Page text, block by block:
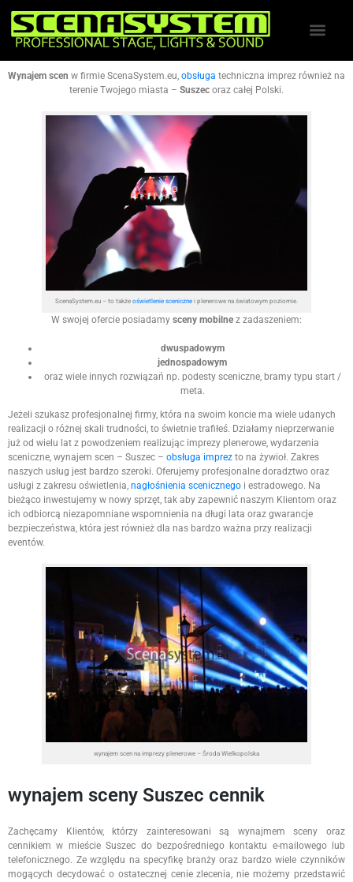
Wynajem scen w firmie ScenaSystem.eu, obsługa techniczna imprez również na
terenie Twojego miasta – Suszec oraz całej Polski.
ScenaSystem.eu – to także oświetlenie scenicznei plenerowe na światowym poziomie.
W swojej ofercie posiadamy sceny mobilne z zadaszeniem:
dwuspadowym
jednospadowym
oraz wiele innych rozwiązań np. podesty sceniczne, bramy typu start /
meta.
Jeżeli szukasz profesjonalnej firmy, która na swoim koncie ma wiele udanych
realizacji o różnej skali trudności, to świetnie trafiłeś. Działamy nieprzerwanie
już od wielu lat z powodzeniem realizując imprezy plenerowe, wydarzenia
sceniczne, wynajem scen – Suszec – obsługa imprez to na żywioł. Zakres
naszych usług jest bardzo szeroki. Oferujemy profesjonalne doradztwo oraz
usługi z zakresu oświetlenia, nagłośnienia scenicznego i estradowego. Na
bieżąco inwestujemy w nowy sprzęt, tak aby zapewnić naszym Klientom oraz
ich odbiorcą niezapomniane wspomnienia na długi lata oraz gwarancje
bezpieczeństwa, która jest również dla nas bardzo ważna przy realizacji
eventów.
wynajem scen na imprezy plenerowe – Środa Wielkopolska
wynajem sceny Suszec cennik
Zachęcamy Klientów, którzy zainteresowani są wynajmem sceny oraz
cennikiem w mieście Suszec do bezpośredniego kontaktu e-mailowego lub
telefonicznego. Ze względu na specyfikę branży oraz bardzo wiele czynników
mogących decydować o ostatecznej cenie zlecenia, nie możemy przedstawić